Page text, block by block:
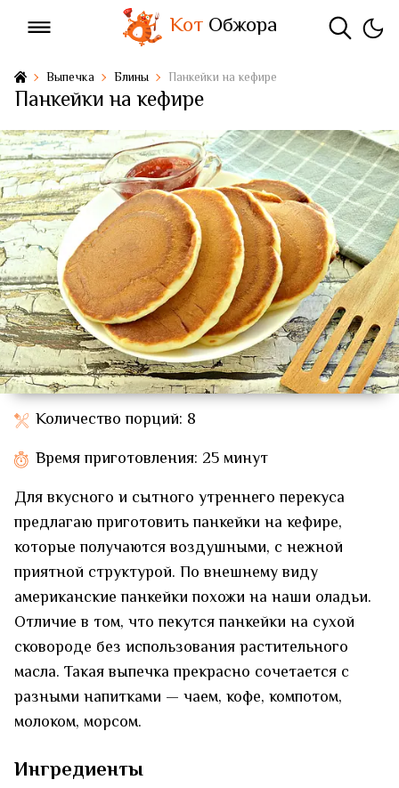
КотОбжора
Выпечка Блины Панкейки на кефире
Панкейки на кефире
Количество порций: 8
Время приготовления: 25 минут
Для вкусного и сытного утреннего перекуса
предлагаю приготовить панкейки на кефире,
которые получаются воздушными, с нежной
приятной структурой. По внешнему виду
американские панкейки похожи на наши оладьи.
Отличие в том, что пекутся панкейки на сухой
сковороде без использования растительного
масла. Такая выпечка прекрасно сочетается с
разными напитками — чаем, кофе, компотом,
молоком, морсом.
Ингредиенты